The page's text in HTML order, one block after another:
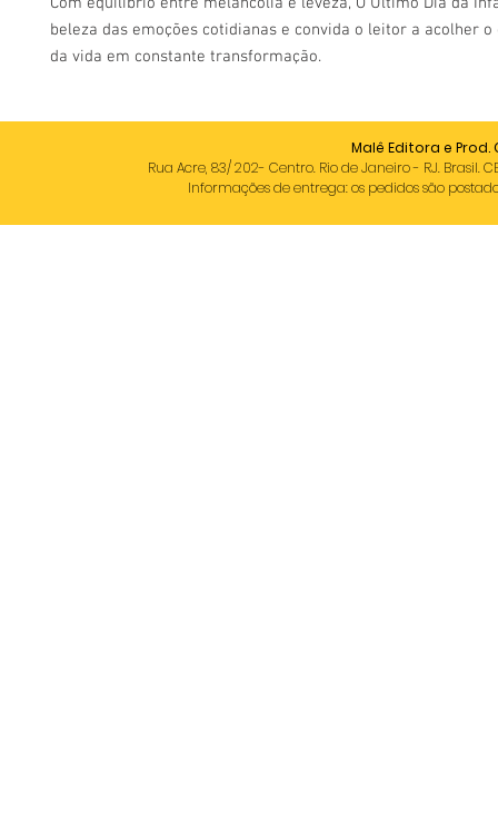
beleza das emoções cotidianas e convida o leitor a acolher
da vida em constante transformação.
Malê Editora e Prod.
Rua Acre, 83/ 202- Centro. Rio de Janeiro - RJ. Brasil.
Informações de entrega: os pedidos são